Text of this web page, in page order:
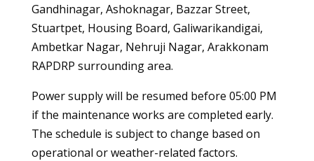
Gandhinagar, Ashoknagar, Bazzar Street,
Stuartpet, Housing Board, Galiwarikandigai,
Ambetkar Nagar, Nehruji Nagar, Arakkonam
RAPDRP surrounding area.
Power supply will be resumed before 05:00 PM
if the maintenance works are completed early.
The schedule is subject to change based on
operational or weather-related factors.